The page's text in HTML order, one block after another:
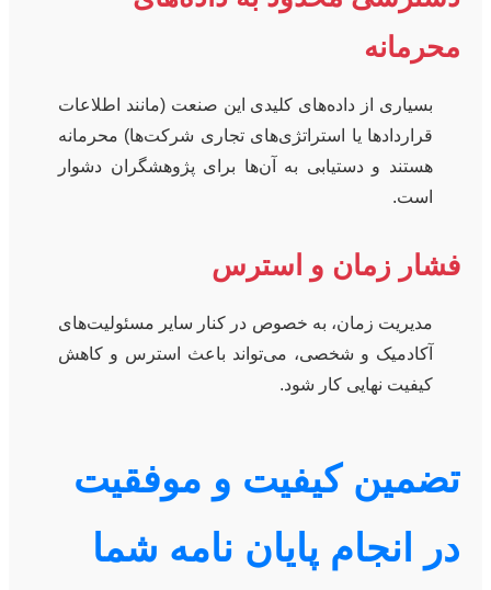
محرمانه
بسیاری از داده‌های کلیدی این صنعت (مانند اطلاعات
قراردادها یا استراتژی‌های تجاری شرکت‌ها) محرمانه
هستند و دستیابی به آن‌ها برای پژوهشگران دشوار
است.
فشار زمان و استرس
مدیریت زمان، به خصوص در کنار سایر مسئولیت‌های
آکادمیک و شخصی، می‌تواند باعث استرس و کاهش
کیفیت نهایی کار شود.
تضمین کیفیت و موفقیت
در انجام پایان نامه شما